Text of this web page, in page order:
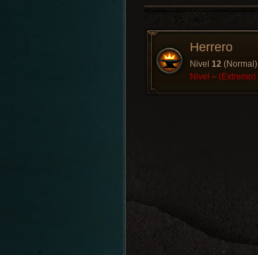
Herrero
Nivel 12 (Normal)
Nivel – (Extremo)